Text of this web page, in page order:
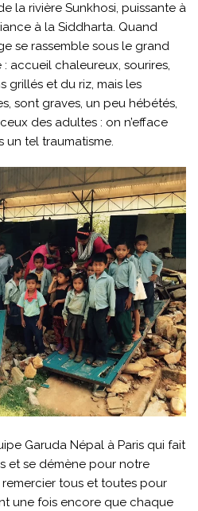
la rivière Sunkhosi, puissante à
à la Siddharta. Quand
se rassemble sous le grand
accueil chaleureux, sourires,
grillés et du riz, mais les
sont graves, un peu hébétés,
des adultes : on n’efface
un tel traumatisme.
Garuda Népal à Paris qui fait
et se démène pour notre
tous et toutes pour
une fois encore que chaque